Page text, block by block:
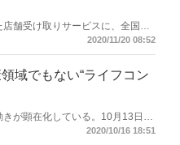
舗受け取りサービスに、全国約
福岡県）、新生堂薬局（福岡
とで新規顧客の集客効果も期待
2020/11/20 08:52
域でもない“ライフコン
が顕在化している。10月13日に
表。６月にはWiFiサービスの代
2020/10/16 18:51